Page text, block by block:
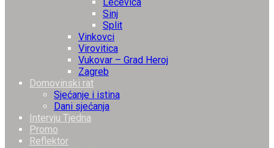
Sinj
Split
Vinkovci
Virovitica
Vukovar – Grad Heroj
Zagreb
Domovinski rat
Sjećanje i istina
Dani sjećanja
Intervju Tjedna
Promo
Reflektor